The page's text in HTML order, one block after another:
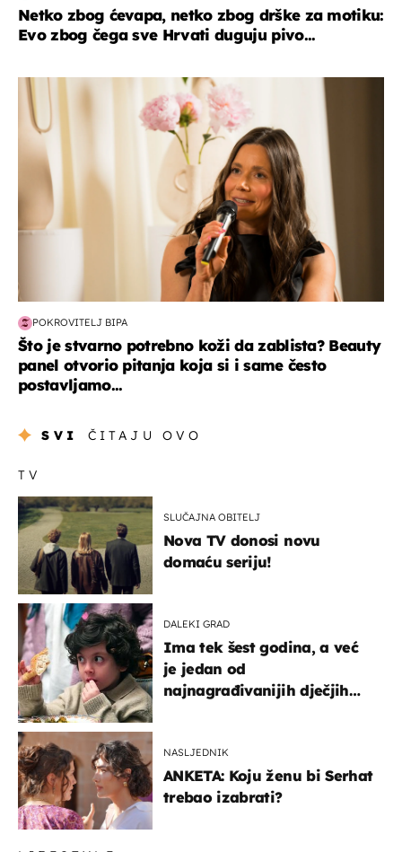
Netko zbog ćevapa, netko zbog drške za motiku:
Evo zbog čega sve Hrvati duguju pivo...
moda & ljepota
POKROVITELJ BIPA
Što je stvarno potrebno koži da zablista? Beauty
panel otvorio pitanja koja si i same često
postavljamo...
SVI ČITAJU OVO
TV
SLUČAJNA OBITELJ
Nova TV donosi novu
domaću seriju!
DALEKI GRAD
Ima tek šest godina, a već
je jedan od
najnagrađivanijih dječjih
NASLJEDNIK
ANKETA: Koju ženu bi Serhat
trebao izabrati?